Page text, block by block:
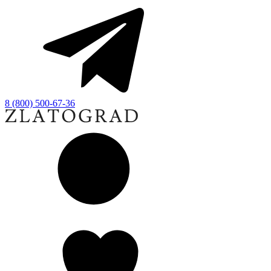
8 (800) 500-67-36